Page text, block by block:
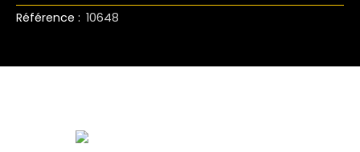
Référence : 10648